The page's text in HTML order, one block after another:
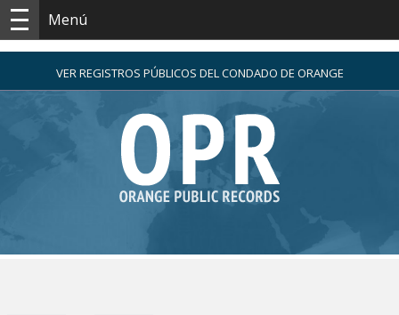
Menú
VER REGISTROS PÚBLICOS DEL CONDADO DE ORANGE